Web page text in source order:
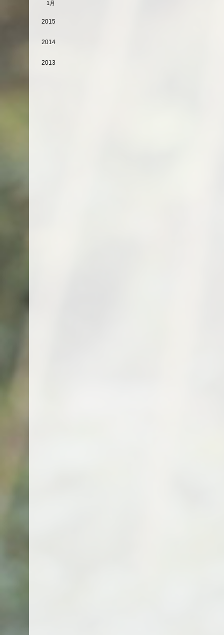
1月
2015
2014
2013